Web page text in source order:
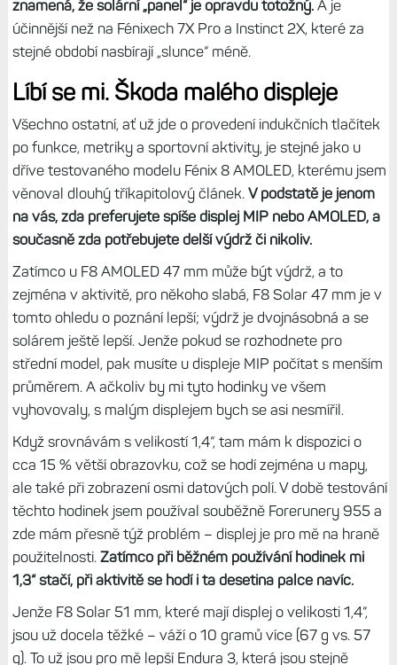
hodinou a půl outdoor aktivit a půl hodinkou indoor.Což
není špatné, je to více než F8 AMOLED, a určitě by to bylo
krapítek déle, kdyby bylo teplejší počasí. Když vzpomínám
na Fénix 6X, ty měly parametry podobné (21 dnů a 60
hodin) a s těmi jsem dával deset až dvanáct dnů bez
navigace při aktivitě.
Hodně mě ale překvapilo chování displeje za teploty lehce
pod nulou –při každém pohybu menu displej kompletně
probliknul – jakoby se výrazně snížila obnovovací
frekvence.S tím jsem se na starších modelech jako je
Fénix 6X/7X či FR 955 nesetkal. A i za teploty o něco
vyšší – poté, co jsem dorazil z kola domů a hodinky se
trochu zahřály, jsem si toho stále mohl všimnout. Zcela
toto chování zmizelo až při pokojové teplotě.
A ještě něco málo k solárnímu dobíjení. Bohužel druhá
polovina listopadu není zrovna ideálním časem pro test
dobíjení ze sluníčka, nicméně aspoň jeden postřeh. Když
jsem dal hodinky F8 Solar a Enduro 3 na odpolední slunce,
zhruba na hodinu, nasbíraly stejný počet kluxů.To
znamená, že solární „panel“ je opravdu totožný. A je
účinnější než na Fénixech 7X Pro a Instinct 2X, které za
stejné období nasbírají „slunce“ méně.
Líbí se mi. Škoda malého displeje
Všechno ostatní, ať už jde o provedení indukčních tlačítek
po funkce, metriky a sportovní aktivity, je stejné jako u
dříve testovaného modelu Fénix 8 AMOLED, kterému jsem
věnoval dlouhý tříkapitolový článek.V podstatě je jenom